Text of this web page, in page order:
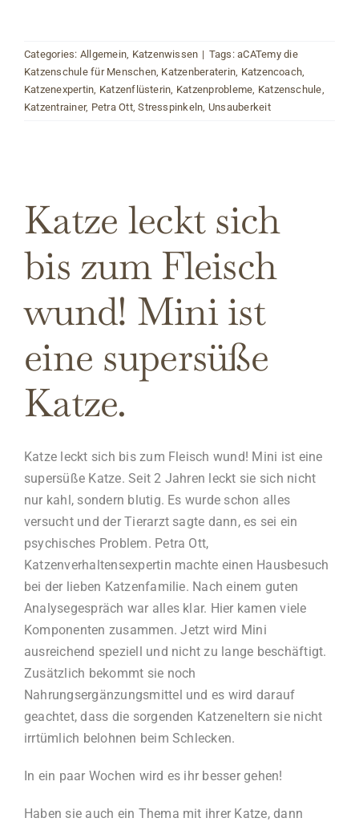
Categories: Allgemein Katzenwissen | Tags:aCATemy die
Katzenschule für Menschen Katzenberaterin Katzencoach
Katzenexpertin Katzenflüsterin Katzenprobleme Katzenschule
Katzentrainer, Petra Ott,Stresspinkeln Unsauberkeit
Katze leckt sich
bis zum Fleisch
wund! Mini ist
eine supersüße
Katze.
Katze leckt sich bis zum Fleisch wund! Mini ist eine
supersüße Katze. Seit 2 Jahren leckt sie sich nicht
nur kahl, sondern blutig. Es wurde schon alles
versucht und der Tierarzt sagte dann, es sei ein
psychisches Problem. Petra Ott,
Katzenverhaltensexpertin machte einen Hausbesuch
bei der lieben Katzenfamilie. Nach einem guten
Analysegespräch war alles klar. Hier kamen viele
Komponenten zusammen. Jetzt wird Mini
ausreichend speziell und nicht zu lange beschäftigt.
Zusätzlich bekommt sie noch
Nahrungsergänzungsmittel und es wird darauf
geachtet, dass die sorgenden Katzeneltern sie nicht
irrtümlich belohnen beim Schlecken.
In ein paar Wochen wird es ihr besser gehen!
Haben sie auch ein Thema mit ihrer Katze, dann